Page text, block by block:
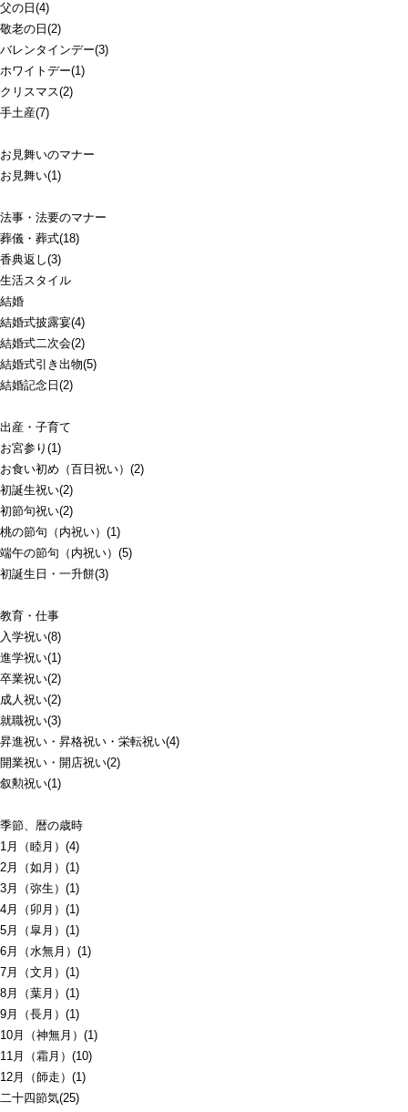
父の日(4)
敬老の日(2)
バレンタインデー(3)
ホワイトデー(1)
クリスマス(2)
手土産(7)
お見舞いのマナー
お見舞い(1)
法事・法要のマナー
葬儀・葬式(18)
香典返し(3)
生活スタイル
結婚
結婚式披露宴(4)
結婚式二次会(2)
結婚式引き出物(5)
結婚記念日(2)
出産・子育て
お宮参り(1)
お食い初め（百日祝い）(2)
初誕生祝い(2)
初節句祝い(2)
桃の節句（内祝い）(1)
端午の節句（内祝い）(5)
初誕生日・一升餅(3)
教育・仕事
入学祝い(8)
進学祝い(1)
卒業祝い(2)
成人祝い(2)
就職祝い(3)
昇進祝い・昇格祝い・栄転祝い(4)
開業祝い・開店祝い(2)
叙勲祝い(1)
季節、暦の歳時
1月（睦月）(4)
2月（如月）(1)
3月（弥生）(1)
4月（卯月）(1)
5月（皐月）(1)
6月（水無月）(1)
7月（文月）(1)
8月（葉月）(1)
9月（長月）(1)
10月（神無月）(1)
11月（霜月）(10)
12月（師走）(1)
二十四節気(25)